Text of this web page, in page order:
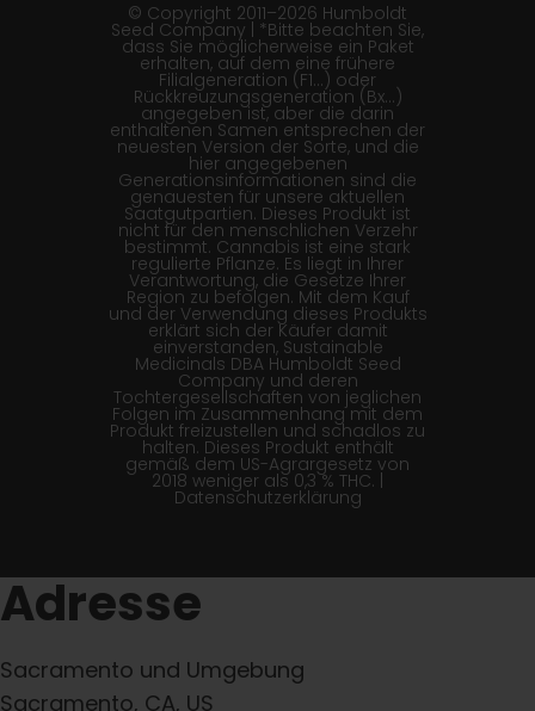
© Copyright 2011–2026 Humboldt
Seed Company | *Bitte beachten Sie,
dass Sie möglicherweise ein Paket
erhalten, auf dem eine frühere
Filialgeneration (F1…) oder
Rückkreuzungsgeneration (Bx…)
angegeben ist, aber die darin
enthaltenen Samen entsprechen der
neuesten Version der Sorte, und die
hier angegebenen
Generationsinformationen sind die
genauesten für unsere aktuellen
Saatgutpartien. Dieses Produkt ist
nicht für den menschlichen Verzehr
bestimmt. Cannabis ist eine stark
regulierte Pflanze. Es liegt in Ihrer
Verantwortung, die Gesetze Ihrer
Region zu befolgen. Mit dem Kauf
und der Verwendung dieses Produkts
erklärt sich der Käufer damit
einverstanden, Sustainable
Medicinals DBA Humboldt Seed
Company und deren
Tochtergesellschaften von jeglichen
Folgen im Zusammenhang mit dem
Produkt freizustellen und schadlos zu
halten. Dieses Produkt enthält
gemäß dem US-Agrargesetz von
2018 weniger als 0,3 % THC. |
Datenschutzerklärung
Adresse
Sacramento und Umgebung
Sacramento, CA, US